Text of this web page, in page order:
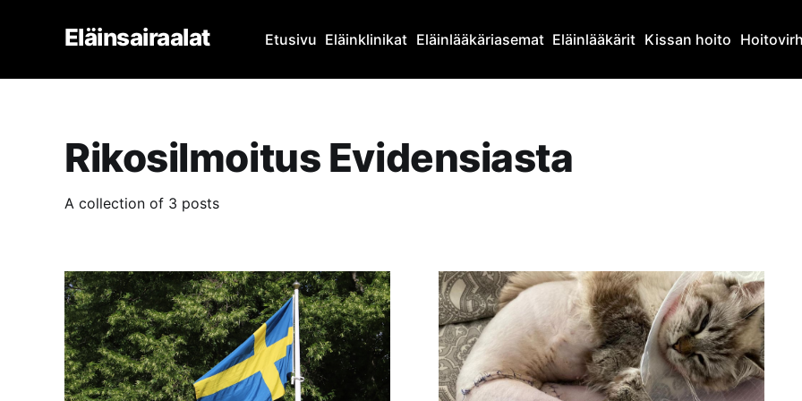
Eläinsairaalat Etusivu Eläinklinikat Eläinlääkäriasemat Eläinlääkärit Kissan hoito
Rikosilmoitus Evidensiasta
A collection of 3 posts